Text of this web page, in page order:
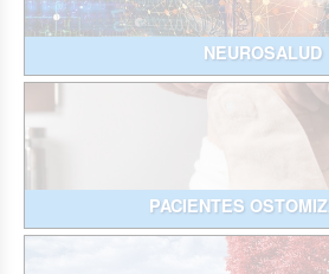
NEUROSALUD
PACIENTES